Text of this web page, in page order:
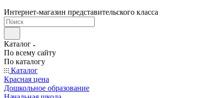
Интернет-магазин представительского класса
Каталог
По всему сайту
По каталогу
Каталог
Красная цена
Дошкольное образование